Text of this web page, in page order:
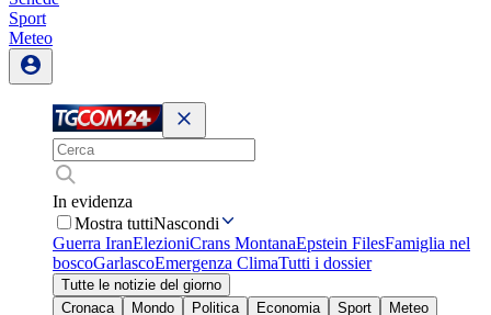
Sport
Meteo
In evidenza
Mostra tuttiNascondi
Guerra IranElezioniCrans MontanaEpstein FilesFamiglia nel
boscoGarlascoEmergenza ClimaTutti i dossier
Tutte le notizie del giorno
Cronaca
Mondo Politica Economia Sport
Meteo